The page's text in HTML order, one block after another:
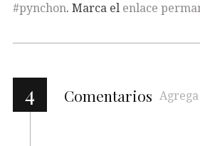
#pynchon. Marca el enlace
4 Comentarios